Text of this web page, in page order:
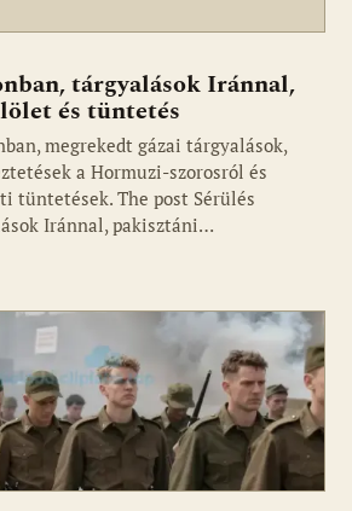
tárgyalások Iránnal,
és tüntetés
megrekedt gázai tárgyalások,
a Hormuzi-szorosról és
tüntetések. The post Sérülés
Iránnal, pakisztáni…